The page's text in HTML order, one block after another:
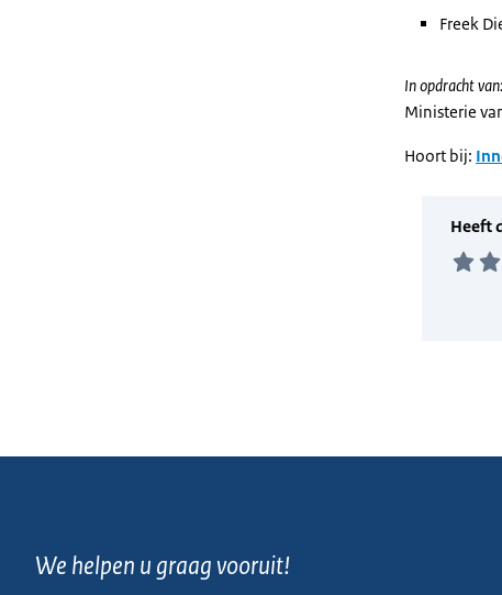
Freek
In opdracht van:
Ministerie
Hoort bij:
We helpen u graag vooruit!